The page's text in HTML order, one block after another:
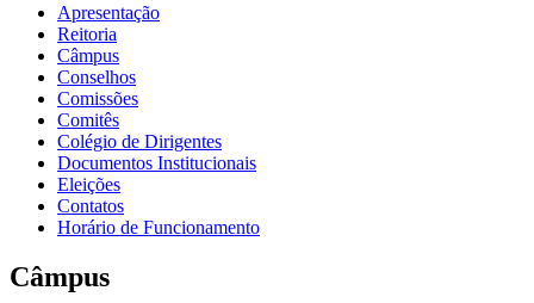
Apresentação
Reitoria
Câmpus
Conselhos
Comissões
Comitês
Colégio de Dirigentes
Documentos Institucionais
Eleições
Contatos
Horário de Funcionamento
Câmpus